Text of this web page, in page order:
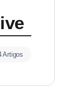
Artigos